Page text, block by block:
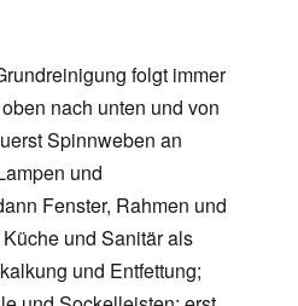
folgt immer
nach unten und von
Spinnweben an
und
Fenster, Rahmen und
und Sanitär als
und Entfettung;